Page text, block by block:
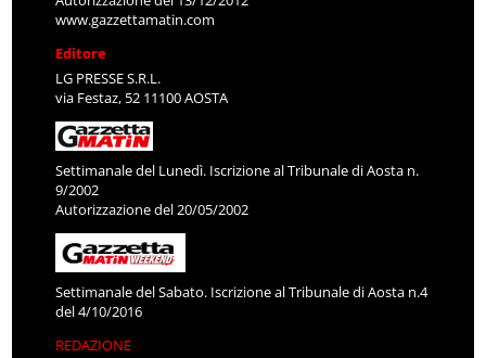
www.gazzettamatin.com
Editore
LG PRESSE S.R.L.
via Festaz, 52 11100 AOSTA
Settimanale del Lunedì. Iscrizione al Tribunale di Aosta n.
9/2002
Autorizzazione del 20/05/2002
Settimanale del Sabato. Iscrizione al Tribunale di Aosta n.4
del 4/10/2016
REDAZIONE